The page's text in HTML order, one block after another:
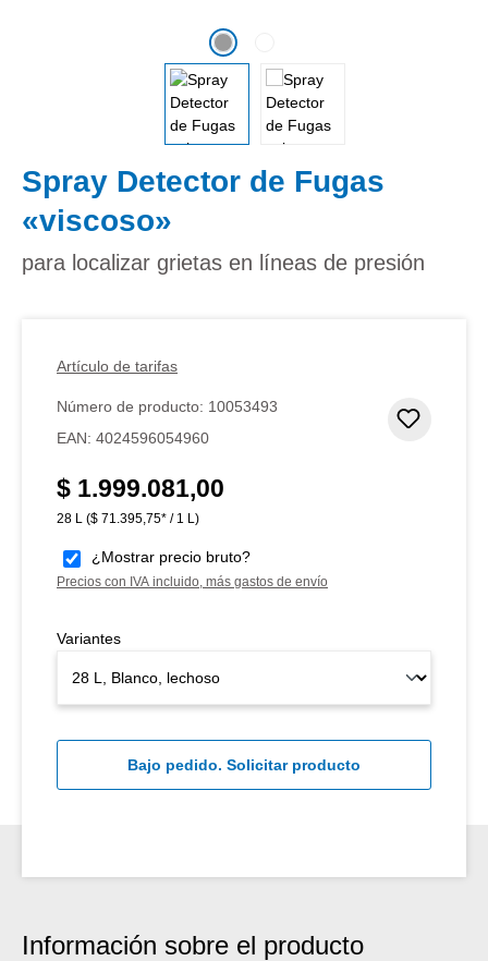
Spray Detector de Fugas
«viscoso»
para localizar grietas en líneas de presión
Artículo de tarifas
Número de producto: 10053493
EAN: 4024596054960
Precio normal:
$ 1.999.081,00
28 L ($ 71.395,75* / 1 L)
¿Mostrar precio bruto?
Precios con IVA incluido, más gastos de envío
Variantes
Bajo pedido. Solicitar producto
Información sobre el producto